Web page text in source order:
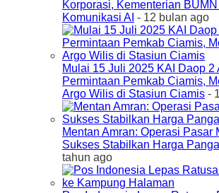
Korporasi, Kementerian
Komunikasi AI - 12 bulan ago
Mulai 15 Juli 2025 KAI Daop 2
Permintaan Pemkab Ciamis,
Argo Wilis di Stasiun Ciamis -
Mentan Amran: Operasi Pasar
Sukses Stabilkan Harga
tahun ago